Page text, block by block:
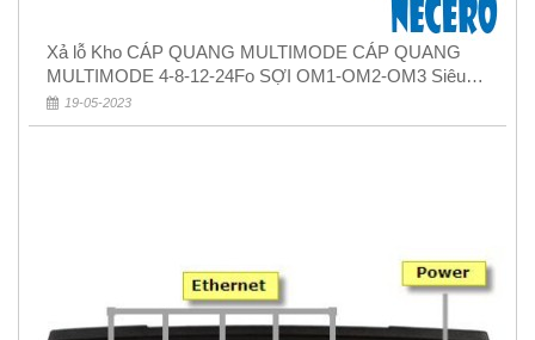
Xả lỗ Kho CÁP QUANG MULTIMODE CÁP QUANG
MULTIMODE 4-8-12-24Fo SỢI OM1-OM2-OM3 Siêu
Rẻ 5k
19-05-2023